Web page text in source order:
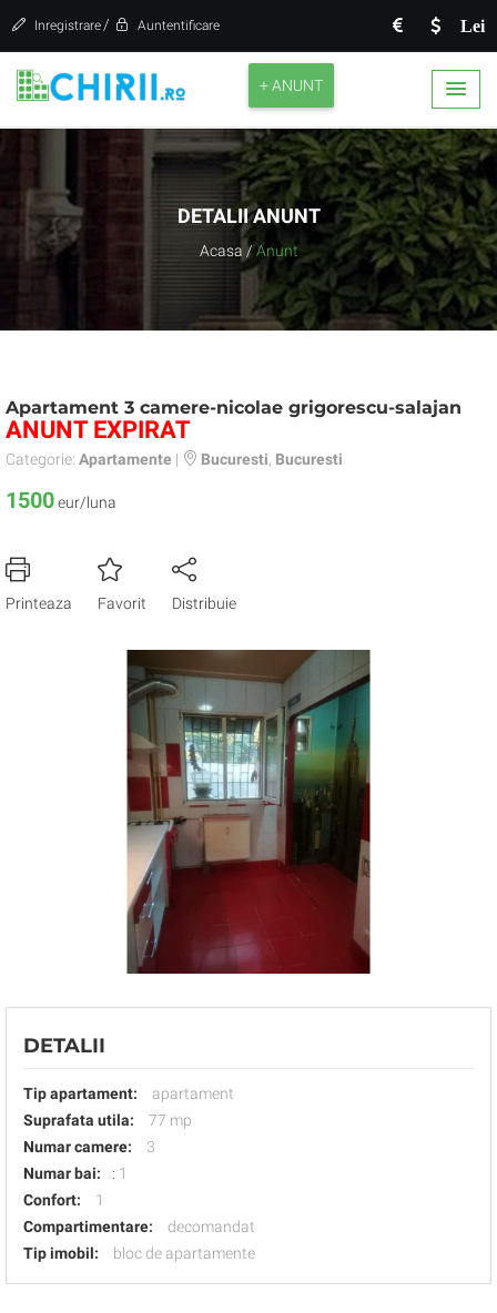
Lei
Inregistrare / Auntentificare
+ ANUNT
DETALII ANUNT
Acasa / Anunt
Apartament 3 camere-nicolae grigorescu-salajan
ANUNT EXPIRAT
Categorie: Apartamente | Bucuresti Bucuresti
1500eur/luna
Printeaza Favorit Distribuie
DETALII
Tip apartament:
apartament
Suprafata utila:
77 mp
Numar camere:
3
Numar bai:
: 1
Confort:
1
Compartimentare:
decomandat
Tip imobil:
bloc de apartamente